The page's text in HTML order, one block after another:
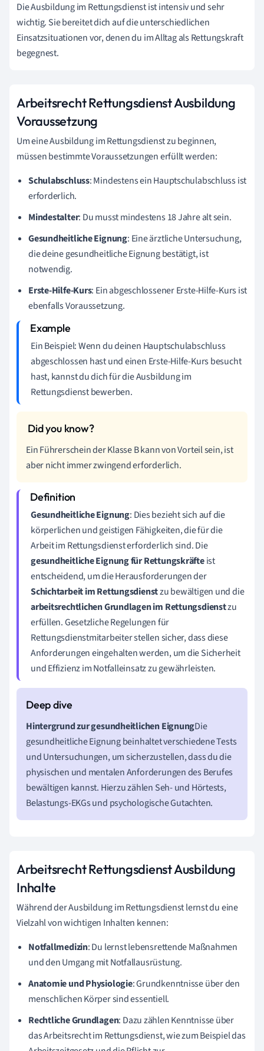
Die Ausbildung im Rettungsdienst ist intensiv und sehr
wichtig. Sie bereitet dich auf die unterschiedlichen
Einsatzsituationen vor, denen du im Alltag als Rettungskraft
begegnest.
Arbeitsrecht Rettungsdienst Ausbildung
Voraussetzung
Um eine Ausbildung im Rettungsdienst zu beginnen,
müssen bestimmte Voraussetzungen erfüllt werden:
Schulabschluss: Mindestens ein Hauptschulabschluss ist
erforderlich.
Mindestalter: Du musst mindestens 18 Jahre alt sein.
Gesundheitliche Eignung: Eine ärztliche Untersuchung,
die deine gesundheitliche Eignung bestätigt, ist
notwendig.
Erste-Hilfe-Kurs: Ein abgeschlossener Erste-Hilfe-Kurs ist
ebenfalls Voraussetzung.
Ein Beispiel: Wenn du deinen Hauptschulabschluss
abgeschlossen hast und einen Erste-Hilfe-Kurs besucht
hast, kannst du dich für die Ausbildung im
Rettungsdienst bewerben.
Ein Führerschein der Klasse B kann von Vorteil sein, ist
aber nicht immer zwingend erforderlich.
Gesundheitliche Eignung: Dies bezieht sich auf die
körperlichen und geistigen Fähigkeiten, die für die
Arbeit im Rettungsdienst erforderlich sind. Die
gesundheitliche Eignung für Rettungskräfteist
entscheidend, um die Herausforderungen der
Schichtarbeit im Rettungsdienstzu bewältigen und die
arbeitsrechtlichen Grundlagen im Rettungsdienstzu
erfüllen. Gesetzliche Regelungen für
Rettungsdienstmitarbeiter stellen sicher, dass diese
Anforderungen eingehalten werden, um die Sicherheit
und Effizienz im Notfalleinsatz zu gewährleisten.
Hintergrund zur gesundheitlichen EignungDie
gesundheitliche Eignung beinhaltet verschiedene Tests
und Untersuchungen, um sicherzustellen, dass du die
physischen und mentalen Anforderungen des Berufes
bewältigen kannst. Hierzu zählen Seh- und Hörtests,
Belastungs-EKGs und psychologische Gutachten.
Arbeitsrecht Rettungsdienst Ausbildung
Inhalte
Während der Ausbildung im Rettungsdienst lernst du eine
Vielzahl von wichtigen Inhalten kennen:
Notfallmedizin: Du lernst lebensrettende Maßnahmen
und den Umgang mit Notfallausrüstung.
Anatomie und Physiologie: Grundkenntnisse über den
menschlichen Körper sind essentiell.
Rechtliche Grundlagen: Dazu zählen Kenntnisse über
das Arbeitsrecht im Rettungsdienst, wie zum Beispiel das